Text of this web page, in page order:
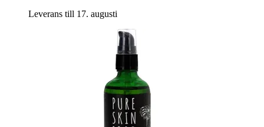
Leverans till 17. augusti